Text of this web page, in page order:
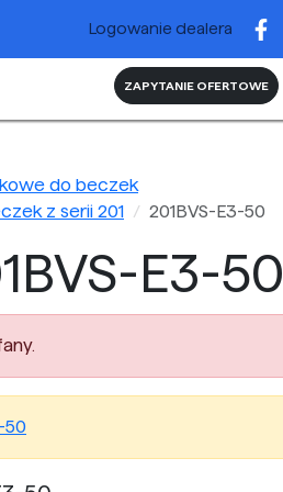
Logowanie dealera
ZAPYTANIE OFERTOWE
do beczek
z serii 201
201BVS-E3-50
E3-50
50